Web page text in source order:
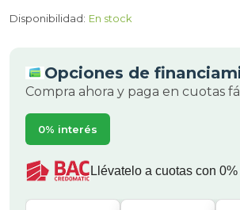
Disponibilidad: En stock
Opciones de
Compra ahora y paga en cuotas
0% interés
Llévatelo a cuotas con